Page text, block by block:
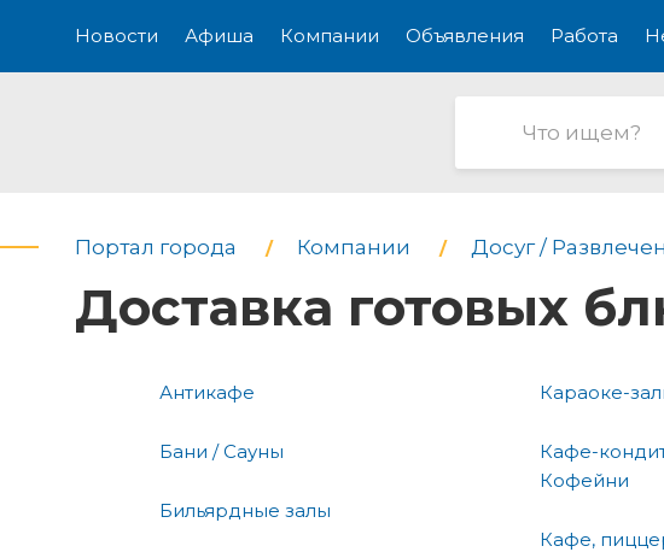
Новости Афиша Компании Объявления Работа
Портал города Компании Досуг /
Доставка готовых
Антикафе
Бани / Сауны
Бильярдные залы
Караоке-
Кафе-
Кофейни
Кафе,